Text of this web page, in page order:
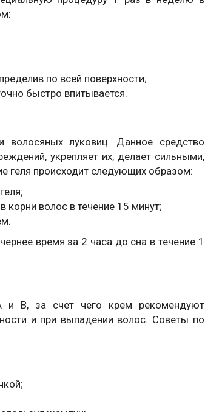
по всей поверхности;
быстро впитывается.
волосяных луковиц. Данное средство
укрепляет их, делает сильными,
геля происходит следующих образом:
волос в течение 15 минут;
время за 2 часа до сна в течение 1
и В, за счет чего крем рекомендуют
и при выпадении волос. Советы по